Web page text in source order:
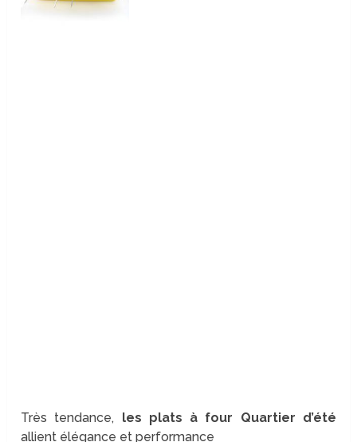
Très tendance, les plats à four Quartier d’été
allient élégance et performance